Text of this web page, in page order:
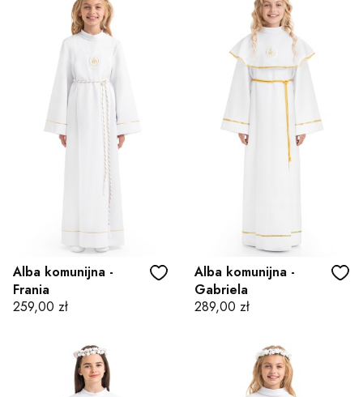
Alba komunijna -
Frania
Cena
259,00 zł
Alba komunijna -
Gabriela
Cena
289,00 zł